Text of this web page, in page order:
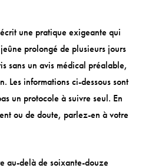
une pratique exigeante qui
prolongé de plusieurs jours
sans un avis médical préalable,
Les informations ci-dessous sont
un protocole à suivre seul. En
ou de doute, parlez-en à votre
au-delà de soixante-douze